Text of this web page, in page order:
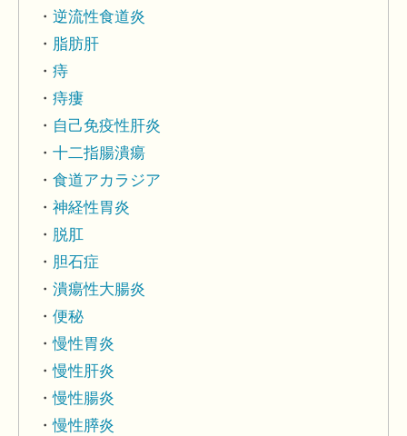
逆流性食道炎
脂肪肝
痔
痔瘻
自己免疫性肝炎
十二指腸潰瘍
食道アカラジア
神経性胃炎
脱肛
胆石症
潰瘍性大腸炎
便秘
慢性胃炎
慢性肝炎
慢性腸炎
慢性膵炎